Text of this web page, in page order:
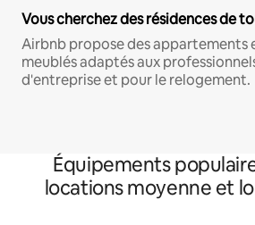
Vous cherchez des résidences de
Airbnb propose des appartements
meublés adaptés aux
d'entreprise et pour le relogement.
Équipements
locations moyenne et